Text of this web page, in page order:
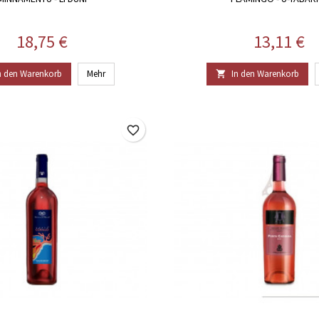
Preis
18,75 €
den Warenkorb Mehr
Preis
13,11 €
 In den Warenkorb
favorite_border